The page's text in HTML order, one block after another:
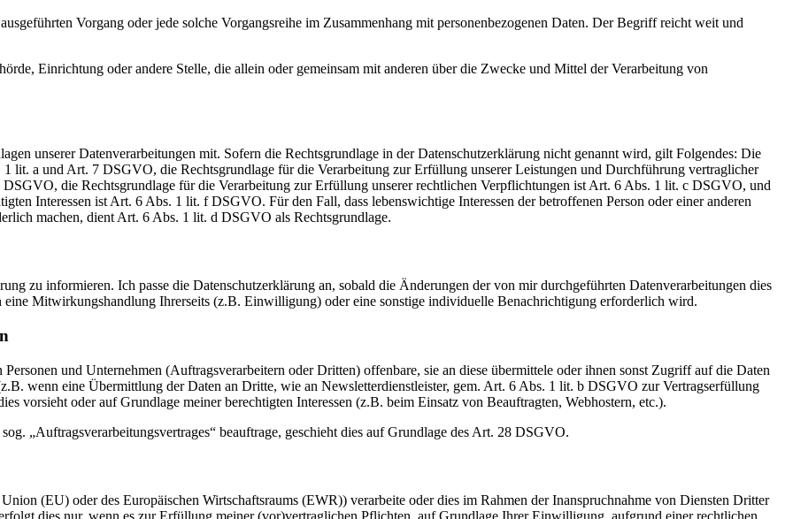
Vorgang oder jede solche Vorgangsreihe im Zusammenhang mit personenbezogenen Daten. Der Begriff reicht weit und
Einrichtung oder andere Stelle, die allein oder gemeinsam mit anderen über die Zwecke und Mittel der Verarbeitung von
unserer Datenverarbeitungen mit. Sofern die Rechtsgrundlage in der Datenschutzerklärung nicht genannt wird, gilt Folgendes: Die
lit. a und Art. 7 DSGVO, die Rechtsgrundlage für die Verarbeitung zur Erfüllung unserer Leistungen und Durchführung vertraglicher
die Rechtsgrundlage für die Verarbeitung zur Erfüllung unserer rechtlichen Verpflichtungen ist Art. 6 Abs. 1 lit. c DSGVO, und
Interessen ist Art. 6 Abs. 1 lit. f DSGVO. Für den Fall, dass lebenswichtige Interessen der betroffenen Person oder einer anderen
machen, dient Art. 6 Abs. 1 lit. d DSGVO als Rechtsgrundlage.
zu informieren. Ich passe die Datenschutzerklärung an, sobald die Änderungen der von mir durchgeführten Datenverarbeitungen dies
Mitwirkungshandlung Ihrerseits (z.B. Einwilligung) oder eine sonstige individuelle Benachrichtigung erforderlich wird.
und Unternehmen (Auftragsverarbeitern oder Dritten) offenbare, sie an diese übermittele oder ihnen sonst Zugriff auf die Daten
wenn eine Übermittlung der Daten an Dritte, wie an Newsletterdienstleister, gem. Art. 6 Abs. 1 lit. b DSGVO zur Vertragserfüllung
vorsieht oder auf Grundlage meiner berechtigten Interessen (z.B. beim Einsatz von Beauftragten, Webhostern, etc.).
„Auftragsverarbeitungsvertrages“ beauftrage, geschieht dies auf Grundlage des Art. 28 DSGVO.
(EU) oder des Europäischen Wirtschaftsraums (EWR)) verarbeite oder dies im Rahmen der Inanspruchnahme von Diensten Dritter